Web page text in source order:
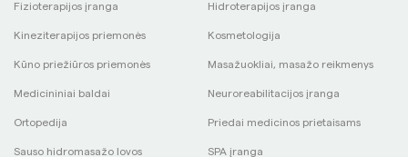
Fizioterapijos įranga Hidroterapijos įranga
Kineziterapijos priemonės Kosmetologija
Kūno priežiūros priemonės Masažuokliai, masažo reikmenys
Medicininiai baldai Neuroreabilitacijos įranga
Ortopedija Priedai medicinos prietaisams
Sauso hidromasažo lovos SPA įranga